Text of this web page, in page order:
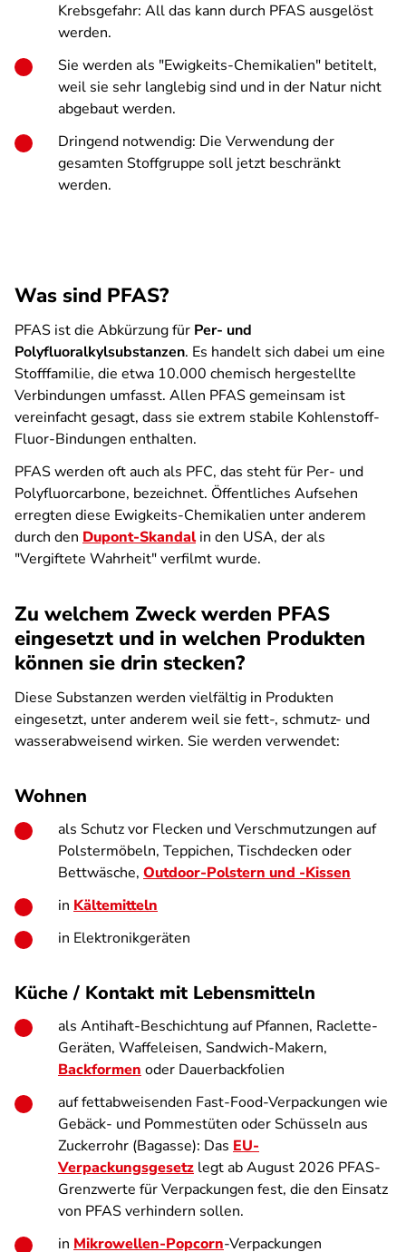
Krebsgefahr: All das kann durch PFAS ausgelöst
werden.
Sie werden als "Ewigkeits-Chemikalien" betitelt,
weil sie sehr langlebig sind und in der Natur nicht
abgebaut werden.
Dringend notwendig: Die Verwendung der
gesamten Stoffgruppe soll jetzt beschränkt
werden.
Was sind PFAS?
PFAS ist die Abkürzung für Per- und
Polyfluoralkylsubstanzen. Es handelt sich dabei um eine
Stofffamilie, die etwa 10.000 chemisch hergestellte
Verbindungen umfasst. Allen PFAS gemeinsam ist
vereinfacht gesagt, dass sie extrem stabile Kohlenstoff-
Fluor-Bindungen enthalten.
PFAS werden oft auch als PFC, das steht für Per- und
Polyfluorcarbone, bezeichnet. Öffentliches Aufsehen
erregten diese Ewigkeits-Chemikalien unter anderem
durch den Dupont-Skandalin den USA, der als
"Vergiftete Wahrheit" verfilmt wurde.
Zu welchem Zweck werden PFAS
eingesetzt und in welchen Produkten
können sie drin stecken?
Diese Substanzen werden vielfältig in Produkten
eingesetzt, unter anderem weil sie fett-, schmutz- und
wasserabweisend wirken. Sie werden verwendet:
Wohnen
als Schutz vor Flecken und Verschmutzungen auf
Polstermöbeln, Teppichen, Tischdecken oder
Bettwäsche, Outdoor-Polstern und -Kissen
in Kältemitteln
in Elektronikgeräten
Küche / Kontakt mit Lebensmitteln
als Antihaft-Beschichtung auf Pfannen, Raclette-
Geräten, Waffeleisen, Sandwich-Makern,
Backformen oder Dauerbackfolien
auf fettabweisenden Fast-Food-Verpackungen wie
Gebäck- und Pommestüten oder Schüsseln aus
Zuckerrohr (Bagasse): Das EU-
Verpackungsgesetz legt ab August 2026 PFAS-
Grenzwerte für Verpackungen fest, die den Einsatz
von PFAS verhindern sollen.
in Mikrowellen-Popcorn-Verpackungen